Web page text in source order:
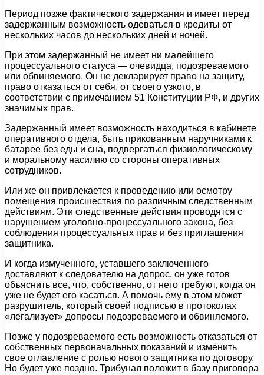
Период позже фактического задержания и имеет перед
задержанным возможность одеваться в кредиты от
нескольких часов до нескольких дней и ночей.
При этом задержанный не имеет ни малейшего
процессуального статуса — очевидца, подозреваемого
или обвиняемого. Он не декларирует право на защиту,
право отказаться от себя, от своего узкого, в
соответствии с примечанием 51 Конституции РФ, и других
значимых прав.
Задержанный имеет возможность находиться в кабинете
оперативного отдела, быть прикованным наручниками к
батарее без еды и сна, подвергаться физиологическому
и моральному насилию со стороны оперативных
сотрудников.
Или же он привлекается к проведению или осмотру
помещения происшествия по различным следственным
действиям. Эти следственные действия проводятся с
нарушением уголовно-процессуального закона, без
соблюдения процессуальных прав и без приглашения
защитника.
И когда измученного, уставшего заключенного
доставляют к следователю на допрос, он уже готов
объяснить все, что, собственно, от него требуют, когда он
уже не будет его касаться. А помочь ему в этом может
разрушитель, который своей подписью в протоколах
«легализует» допросы подозреваемого и обвиняемого.
Позже у подозреваемого есть возможность отказаться от
собственных первоначальных показаний и изменить
свое оглавление с ролью нового защитника по договору.
Но будет уже поздно. Трибунал положит в базу приговора